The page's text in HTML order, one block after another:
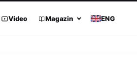
Video Magazin ENG